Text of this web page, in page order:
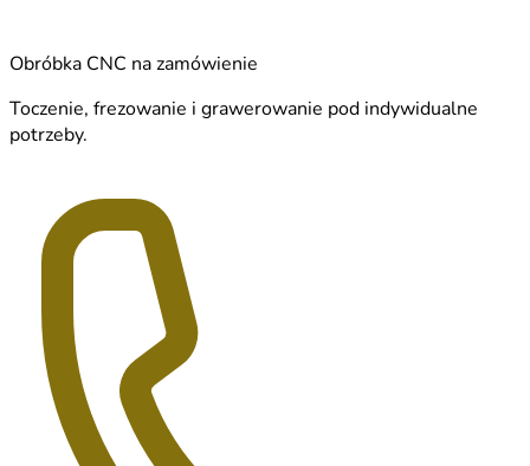
Obróbka CNC na zamówienie
Toczenie, frezowanie i grawerowanie pod indywidualne
potrzeby.